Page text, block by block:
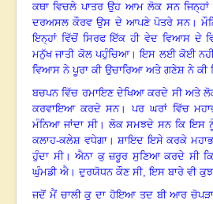
ਕਥਾ ਵਿਚਲੇ ਪਾਤਰ ਉਹ ਆਮ ਲੋਕ ਸਨ
ਦਰਅਸਲ ਕੌਰਵ ਉਸ ਦੇ ਆਪਣੇ ਪੋਤਰੇ ਸਨ।
ਇਨ੍ਹਾਂ ਵਿੱਚੋਂ ਸਿਰਫ ਇੱਕ ਹੀ ਵੇਦ ਵਿਆਸ ਦੇ
ਮਨੁੱਖ ਜਾਤੀ ਕੋਲ ਪਹੁੰਚਿਆ।ਇਸ ਲਈ ਕੋਈ ਨਹੀਂ
ਵਿਆਸ ਨੇ ਪੂਰਾ ਕੀ ਉਚਾਰਿਆ ਅਤੇ ਗਣੇਸ਼ ਨੇ ਕੀ
ਬਚਪਨ ਵਿੱਚ ਰਮਾਇਣ ਦੇਖਿਆ ਕਰਦੇ ਸੀ ਅਤੇ
ਕਰਵਾਇਆ ਕਰਦੇ ਸਨ।ਪਰ ਘਰਾਂ ਵਿੱਚ
ਮੰਨਿਆ ਜਾਂਦਾ ਸੀ। ਲੋਕ ਸਮਝਦੇ ਸਨ ਕਿ ਇਸ
ਕਲਾਹ-ਕਲੇਸ਼ ਵਧੇਗਾ। ਸ਼ਾਇਦ ਇਸੇ ਕਰਕੇ
ਹੁੰਦਾ ਸੀ। ਐਨਾ ਕੁ ਜ਼ਰੂਰ ਸੁਣਿਆ ਕਰਦੇ ਸੀ
ਘੁੰਮਡੀ ਐ। ਦੁਰਯੋਧਨ ਕੌਣ ਸੀ, ਇਸ ਬਾਰੇ ਵੀ ਕੁਝ
ਜਦੋਂ ਮੈਂ ਚਾਲੀ ਕੁ ਦਾ ਹੋਇਆ ਤਦ ਬੀ ਆਰ